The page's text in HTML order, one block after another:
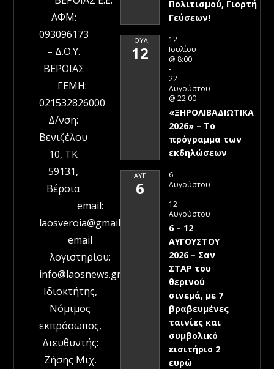
ΑΦΜ:
093096173
– Δ.Ο.Υ.
ΒΕΡΟΙΑΣ
ΓΕΜΗ:
021532826000
Δ/νση:
Βενιζέλου
10, ΤΚ
59131,
Βέροια
email:
laosveroia@gmail.com
email
λογιστηρίου:
info@laosnews.gr
Ιδιοκτήτης,
Νόμιμος
εκπρόσωπος,
Διευθυντής:
Ζήσης Μιχ.
Πολιτισμού, Γιορτή
Γεύσεων!
ΙΟΎΛ
12
12
Ιουλίου
@ 8:00
-
22
Αυγούστου
@ 22:00
«ΞΗΡΟΛΙΒΑΔΙΩΤΙΚΑ
2026» – To
πρόγραμμα των
εκδηλώσεων
ΑΥΓ
6
6
Αυγούστου
-
12
Αυγούστου
6 – 12
ΑΥΓΟΥΣΤΟΥ
2026 – Σαν
ΣΤΑΡ του
θερινού
σινεμά, με 7
βραβευμένες
ταινίες και
συμβολικό
εισιτήριο 2
ευρώ